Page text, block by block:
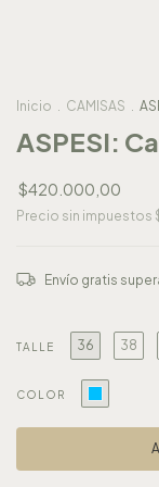
Inicio . CAMISAS .
ASPESI:
$420.000,00
Precio sin impuestos
Envío gratis
TALLE 36 38
COLOR